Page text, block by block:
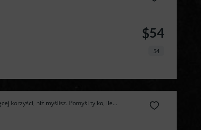
$54
54
korzyści, niż myślisz. Pomyśl tylko, ile...
dietę